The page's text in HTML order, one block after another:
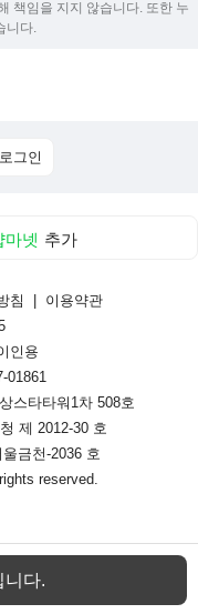
책임을 지지 않습니다. 또한 누
니다.
니다.
로그인
마넷 추가
침
이용약관
인용
01861
스타타워1차 508호
제 2012-30 호
금천-2036 호
reserved.